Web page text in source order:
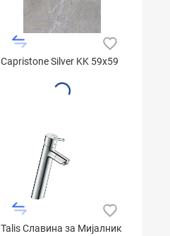
Capristone Silver KK 59x59
Talis Славина за Мијалник